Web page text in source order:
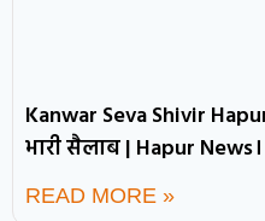
Kanwar Seva Shivir
भारी सैलाब | Hapur
READ MORE »